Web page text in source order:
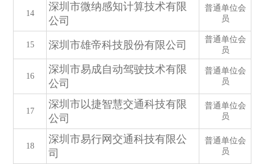
14
深圳市微纳感知计算技术有限
公司
普通单位会
员
15 深圳市雄帝科技股份有限公司
普通单位会
员
16
深圳市易成自动驾驶技术有限
公司
普通单位会
员
17
深圳市以捷智慧交通科技有限
公司
普通单位会
员
18
深圳市易行网交通科技有限公
司
普通单位会
员